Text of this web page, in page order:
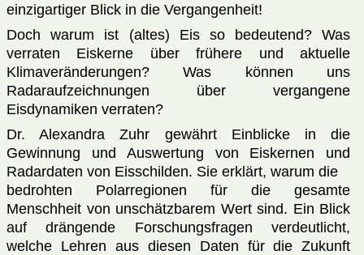
einzigartiger Blick in die Vergangenheit!
Doch warum ist (altes) Eis so bedeutend? Was
verraten Eiskerne über frühere und aktuelle
Klimaveränderungen? Was können uns
Radaraufzeichnungen über vergangene
Eisdynamiken verraten?
Dr. Alexandra Zuhr gewährt Einblicke in die
Gewinnung und Auswertung von Eiskernen und
Radardaten von Eisschilden. Sie erklärt, warum die
bedrohten Polarregionen für die gesamte
Menschheit von unschätzbarem Wert sind. Ein Blick
auf drängende Forschungsfragen verdeutlicht,
welche Lehren aus diesen Daten für die Zukunft